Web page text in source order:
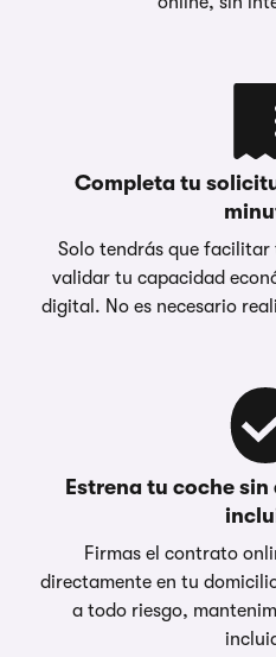
Completa tu
Solo tendrás que
validar tu capacidad
digital. No es necesario
Estrena tu coche
Firmas el contrato
directamente en tu
a todo riesgo,